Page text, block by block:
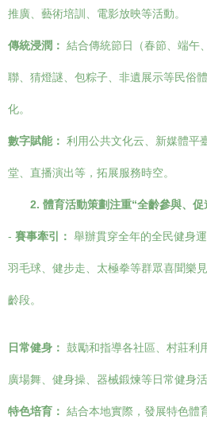
推廣、藝術培訓、電影放映等活動。
傳統浸潤： 結合傳統節日（春節、端午
聯、猜燈謎、包粽子、非遺展示等民俗
化。
數字賦能： 利用公共文化云、新媒體平
堂、直播演出等，拓展服務時空。
2. 體育活動策劃注重“全齡參與、促
- 賽事牽引： 舉辦貫穿全年的全民健身
羽毛球、健步走、太極拳等群眾喜聞樂
齡段。
日常健身： 鼓勵和指導各社區、村莊利
廣場舞、健身操、器械鍛煉等日常健身活
特色培育： 結合本地實際，發展特色體